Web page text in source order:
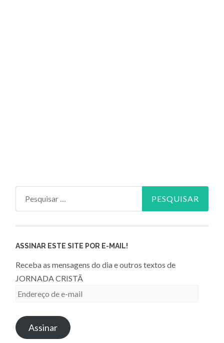
ASSINAR ESTE SITE POR E-MAIL!
Receba as mensagens do dia e outros textos de
JORNADA CRISTÃ
Endereço
e-
mailAssinar